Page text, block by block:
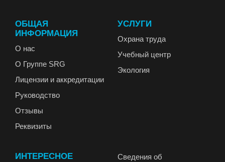
ОБЩАЯ
ИНФОРМАЦИЯ
О нас
О Группе SRG
Лицензии и аккредитации
Руководство
Отзывы
Реквизиты
УСЛУГИ
Охрана труда
Учебный центр
Экология
ИНТЕРЕСНОЕ
Сведения об